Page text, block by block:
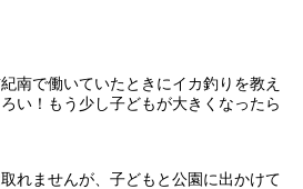
南で働いていたときにイカ釣りを教え
い！もう少し子どもが大きくなったら
れませんが、子どもと公園に出かけて